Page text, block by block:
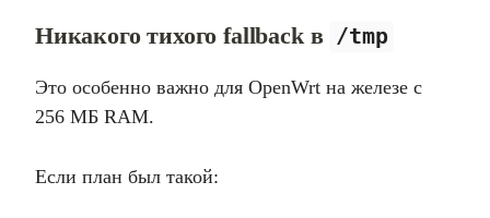
Никакого тихого fallback в /tmp
Это особенно важно для OpenWrt на железе с
256 МБ RAM.
Если план был такой: